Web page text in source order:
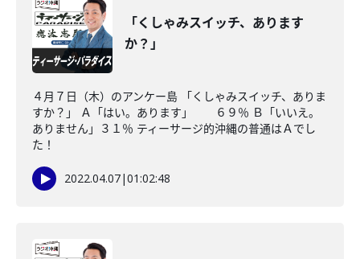
「くしゃみスイッチ、あります
か？」
４月７日（木）のアンケー島 「くしゃみスイッチ、ありま
すか？」 Ａ「はい。あります」 ６９％ Ｂ「いいえ。
ありません」３１％ ティーサージ的沖縄の普通はＡでし
た！
2022.04.07|01:02:48